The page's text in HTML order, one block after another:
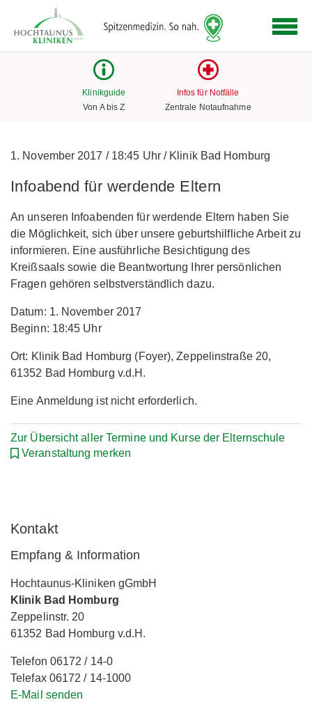
Link
zur
Klinikguide
Von A bis Z
Infos für Notfälle
Zentrale Notaufnahme
1. November 2017 /18:45 Uhr /Klinik Bad Homburg
Infoabend für werdende Eltern
An unseren Infoabenden für werdende Eltern haben Sie
die Möglichkeit, sich über unsere geburtshilfliche Arbeit zu
informieren. Eine ausführliche Besichtigung des
Kreißsaals sowie die Beantwortung Ihrer persönlichen
Fragen gehören selbstverständlich dazu.
Datum: 1. November 2017
Beginn: 18:45 Uhr
Ort: Klinik Bad Homburg (Foyer), Zeppelinstraße 20,
61352 Bad Homburg v.d.H.
Eine Anmeldung ist nicht erforderlich.
Zur Übersicht aller Termine und Kurse der Elternschule
Veranstaltung merken
Kontakt
Empfang & Information
Hochtaunus-Kliniken gGmbH
Klinik Bad Homburg
Zeppelinstr. 20
61352 Bad Homburg v.d.H.
Telefon 06172 / 14-0
Telefax 06172 / 14-1000
E-Mail senden